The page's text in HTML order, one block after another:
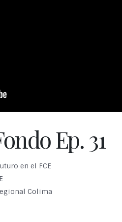
Ep. 31
en el FCE
Colima